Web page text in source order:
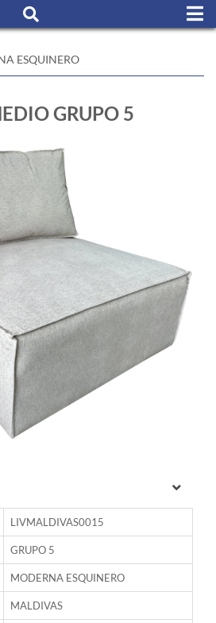
ESQUINERO
GRUPO 5
LIVMALDIVAS0015
GRUPO 5
MODERNA ESQUINERO
MALDIVAS